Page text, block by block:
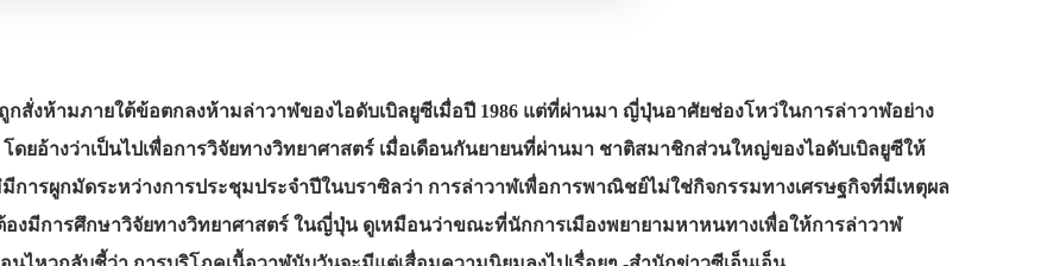
สั่งห้ามภายใต้ข้อตกลงห้ามล่าวาฬของไอดับเบิลยูซีเมื่อปี 1986 แต่ที่ผ่านมา ญี่ปุ่นอาศัยช่องโหว่ในการล่าวาฬอย่าง
ดยอ้างว่าเป็นไปเพื่อการวิจัยทางวิทยาศาสตร์ เมื่อเดือนกันยายนที่ผ่านมา ชาติสมาชิกส่วนใหญ่ของไอดับเบิลยูซีให้
ารผูกมัดระหว่างการประชุมประจำปีในบราซิลว่า การล่าวาฬเพื่อการพาณิชย์ไม่ใช่กิจกรรมทางเศรษฐกิจที่มีเหตุผล
องมีการศึกษาวิจัยทางวิทยาศาสตร์ ในญี่ปุ่น ดูเหมือนว่าขณะที่นักการเมืองพยายามหาหนทางเพื่อให้การล่าวาฬ